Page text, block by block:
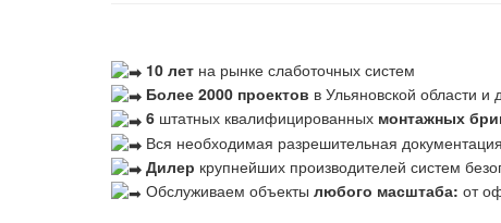
10 лет на рынке слаботочных систем
Более 2000 проектов в Ульяновской области и
6 штатных квалифицированных монтажных
Вся необходимая разрешительная
Дилер крупнейших производителей систем
Обслуживаем объекты любого масштаба: от